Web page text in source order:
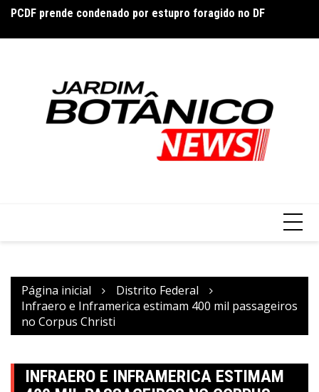
o
PCDF prende condenado por estupro foragido no DF
inicia reconstrução
Página inicial
Distrito Federal
Infraero e Inframerica estimam 400 mil passageiros
no Corpus Christi
INFRAERO E INFRAMERICA ESTIMAM